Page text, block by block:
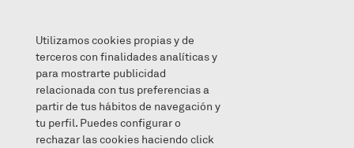
Infogunea/Hezkuntza sistemaren antolaketa
Utilizamos cookies propias y de
terceros con finalidades analíticas y
para mostrarte publicidad
relacionada con tus preferencias a
partir de tus hábitos de navegación y
tu perfil. Puedes configurar o
rechazar las cookies haciendo click